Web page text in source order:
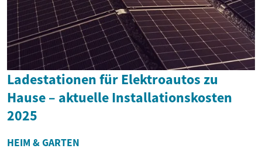
Ladestationen für Elektroautos zu
Hause – aktuelle Installationskosten
2025
HEIM & GARTEN